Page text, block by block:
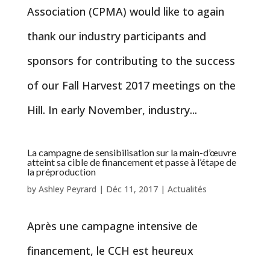
Association (CPMA) would like to again
thank our industry participants and
sponsors for contributing to the success
of our Fall Harvest 2017 meetings on the
Hill. In early November, industry...
La campagne de sensibilisation sur la main-d’œuvre
atteint sa cible de financement et passe à l’étape de
la préproduction
by Ashley Peyrard | Déc 11, 2017| Actualités
Après une campagne intensive de
financement, le CCH est heureux